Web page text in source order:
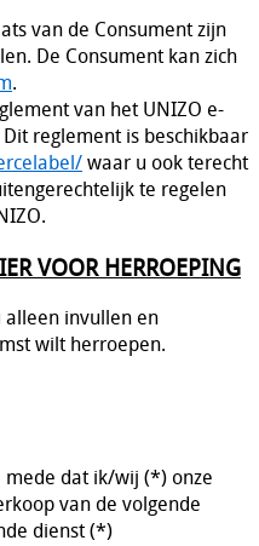
van de Consument zijn
De Consument kan zich
.
van het UNIZO e-
reglement is beschikbaar
waar u ook terecht
te regelen
VOOR HERROEPING
invullen en
wilt herroepen.
dat ik/wij (*) onze
van de volgende
dienst (*)